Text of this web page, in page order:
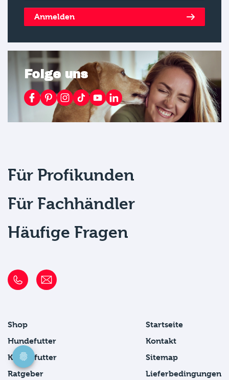
Anmelden
Folge uns
Für Profikunden
Für Fachhändler
Häufige Fragen
Shop
Hundefutter
Katzenfutter
Ratgeber
Startseite
Kontakt
Sitemap
Lieferbedingungen